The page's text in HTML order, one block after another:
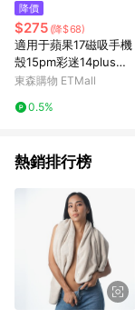
降價
$275 (降$68)
適用于蘋果17磁吸手機
殼15pm彩迷14plus雙
層p硅膠iphone16pro
摔高級耐用磨軍事風m
東森購物 ETMall
0.5%
熱銷排行榜